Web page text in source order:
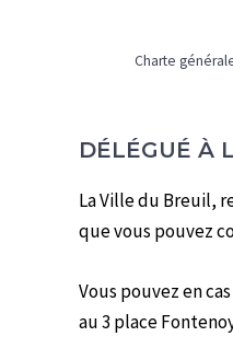
Charte
DÉLÉGUÉ À
La Ville du Breuil,
que vous pouvez
Vous pouvez en
au 3 place